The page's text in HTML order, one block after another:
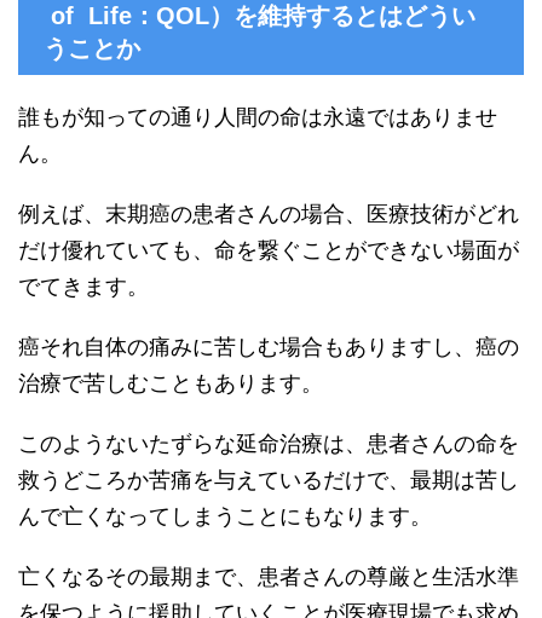
of Life：QOL）を維持するとはどうい
うことか
誰もが知っての通り人間の命は永遠ではありませ
ん。
例えば、末期癌の患者さんの場合、医療技術がどれ
だけ優れていても、命を繋ぐことができない場面が
でてきます。
癌それ自体の痛みに苦しむ場合もありますし、癌の
治療で苦しむこともあります。
このようないたずらな延命治療は、患者さんの命を
救うどころか苦痛を与えているだけで、最期は苦し
んで亡くなってしまうことにもなります。
亡くなるその最期まで、患者さんの尊厳と生活水準
を保つように援助していくことが医療現場でも求め